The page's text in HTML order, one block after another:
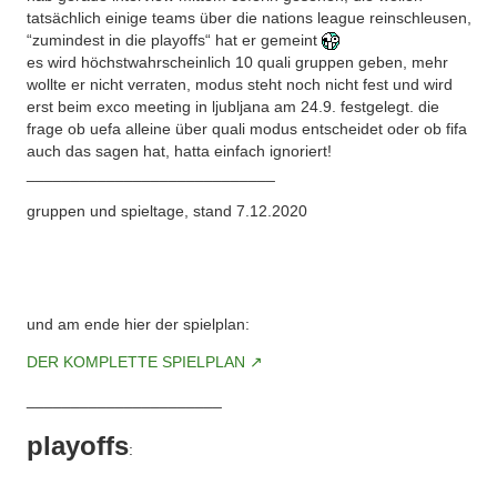
tatsächlich einige teams über die nations league reinschleusen,
“zumindest in die playoffs“ hat er gemeint
es wird höchstwahrscheinlich 10 quali gruppen geben, mehr
wollte er nicht verraten, modus steht noch nicht fest und wird
erst beim exco meeting in ljubljana am 24.9. festgelegt. die
frage ob uefa alleine über quali modus entscheidet oder ob fifa
auch das sagen hat, hatta einfach ignoriert!
gruppen und spieltage, stand 7.12.2020
und am ende hier der spielplan:
DER KOMPLETTE SPIELPLAN
playoffs: